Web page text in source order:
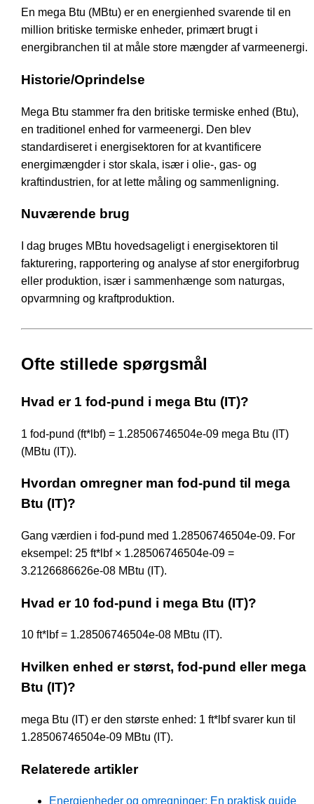
En mega Btu (MBtu) er en energienhed svarende til en
million britiske termiske enheder, primært brugt i
energibranchen til at måle store mængder af varmeenergi.
Historie/Oprindelse
Mega Btu stammer fra den britiske termiske enhed (Btu),
en traditionel enhed for varmeenergi. Den blev
standardiseret i energisektoren for at kvantificere
energimængder i stor skala, især i olie-, gas- og
kraftindustrien, for at lette måling og sammenligning.
Nuværende brug
I dag bruges MBtu hovedsageligt i energisektoren til
fakturering, rapportering og analyse af stor energiforbrug
eller produktion, især i sammenhænge som naturgas,
opvarmning og kraftproduktion.
Ofte stillede spørgsmål
Hvad er 1 fod-pund i mega Btu (IT)?
1 fod-pund (ft*lbf) = 1.28506746504e-09 mega Btu (IT)
(MBtu (IT)).
Hvordan omregner man fod-pund til mega
Btu (IT)?
Gang værdien i fod-pund med 1.28506746504e-09. For
eksempel: 25 ft*lbf × 1.28506746504e-09 =
3.2126686626e-08 MBtu (IT).
Hvad er 10 fod-pund i mega Btu (IT)?
10 ft*lbf = 1.28506746504e-08 MBtu (IT).
Hvilken enhed er størst, fod-pund eller mega
Btu (IT)?
mega Btu (IT) er den største enhed: 1 ft*lbf svarer kun til
1.28506746504e-09 MBtu (IT).
Relaterede artikler
Energienheder og omregninger: En praktisk guide